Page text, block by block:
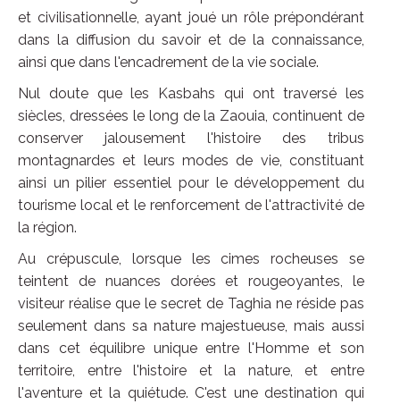
et civilisationnelle, ayant joué un rôle prépondérant
dans la diffusion du savoir et de la connaissance,
ainsi que dans l'encadrement de la vie sociale.
Nul doute que les Kasbahs qui ont traversé les
siècles, dressées le long de la Zaouia, continuent de
conserver jalousement l'histoire des tribus
montagnardes et leurs modes de vie, constituant
ainsi un pilier essentiel pour le développement du
tourisme local et le renforcement de l'attractivité de
la région.
Au crépuscule, lorsque les cimes rocheuses se
teintent de nuances dorées et rougeoyantes, le
visiteur réalise que le secret de Taghia ne réside pas
seulement dans sa nature majestueuse, mais aussi
dans cet équilibre unique entre l'Homme et son
territoire, entre l'histoire et la nature, et entre
l'aventure et la quiétude. C'est une destination qui